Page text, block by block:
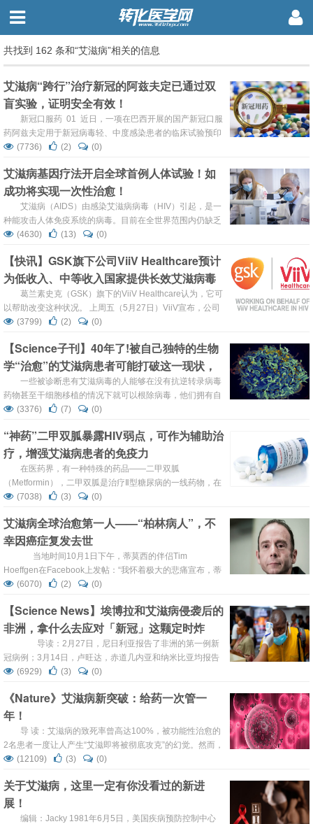
共找到 162 条和“艾滋病”相关的信息
艾滋病“跨行”治疗新冠的阿兹夫定已通过双
盲实验，证明安全有效！
新冠口服药 01 近日，一项在巴西开展的国产新冠口服
药阿兹夫定用于新冠病毒轻、中度感染患者的临床试验预印
本已发布。 临床研究结果证明，阿兹夫定可显著缩短轻、中
显著降低病毒载量、减轻患者症状、缩短病程, 且安全性良
好、对患者肝肾功能无显著影响，安全有效。在此，针对该
项研究的临床试验结果展开解读，...
(7736) (2) (0)
艾滋病基因疗法开启全球首例人体试验！如
成功将实现一次性治愈！
艾滋病（AIDS）由感染艾滋病病毒（HIV）引起，是一
种能攻击人体免疫系统的病毒。目前在全世界范围内仍缺乏
根治HIV感染的有效药物。现阶段的治疗目标是最大限度和
并维持免疫功能，同时降低HIV感染与非艾滋病相关疾病的
发病率和死亡率。 EBT-101疗法 01 艾滋病毒长期居住在组
织储存库中，躲避开...
(4630) (13) (0)
【快讯】GSK旗下公司ViiV Healthcare预计
为低收入、中等收入国家提供长效艾滋病毒
注射药物
葛兰素史克（GSK）旗下的ViiV Healthcare认为，它可
以帮助改变这种状况。 上周五（5月27日）ViiV宣布，公司
就其在低收入和中等收入国家推行的用于暴露前预防(PrEP)
合国支持的药物专利池(MPP)进行商谈。 这项交易建立在与
MPP已有的合作关系基础上，通过这一合作，超过2000万
人获得了...
(3799) (2) (0)
【Science子刊】40年了!被自己独特的生物
学“治愈”的艾滋病患者可能打破这一现状，
隐藏着结束全球祸害的秘密
一些被诊断患有艾滋病毒的人能够在没有抗逆转录病毒
药物甚至干细胞移植的情况下就可以根除病毒，他们拥有自
然抑制病毒并实现医学上可验证的治愈的能力。 科学家称这
控制最臭名昭著的病毒之一的独特能力。 最近几个月，这些
患者中有两名患者在科学文献中名声大扬，每位患者主要以
代号命名：“旧金山病人”...
(3376) (7) (0)
“神药”二甲双胍暴露HIV弱点，可作为辅助治
疗，增强艾滋病患者的免疫力
在医药界，有一种特殊的药品——二甲双胍
（Metformin），二甲双胍是治疗Ⅱ型糖尿病的一线药物，在
全世界范围内有数亿名患者在使用。有趣的是，近年来的研
谢、减少心血管并发症风险、甚至还有抗衰老和抗肿瘤的作
用。这众多的疗效也使得二甲双胍被人奉为“神药”。 二甲双
胍还能给我们带来...
(7038) (3) (0)
艾滋病全球治愈第一人——“柏林病人”，不
幸因癌症复发去世
当地时间10月1日下午，蒂莫西的伴侣Tim
Hoeffgen在Facebook上发帖：“我怀着极大的悲痛宣布，蒂
莫西在与白血病抗争了五个月后，于今天下午离开了我们。
家乡加州的棕榈泉接受临终关怀。 蒂莫西生前与女演员莎朗
斯通参加艾滋病慈善活动 ...
(6070) (2) (0)
【Science News】埃博拉和艾滋病侵袭后的
非洲，拿什么去应对「新冠」这颗定时炸
导读：2月27日，尼日利亚报告了非洲的第一例新
冠病例；3月14日，卢旺达，赤道几内亚和纳米比亚均报告
了首例新冠肺炎病例，受影响的非洲国家累计达到23个。遭
弱、人口聚集的非洲，该如何应对新冠这场“强制灌输“的全
球风暴？ 昨日，南非总统Cyril Ramaphosa在电视讲话
(6929) (3) (0)
《Nature》艾滋病新突破：给药一次管一
年！
导 读：艾滋病的致死率曾高达100%，被功能性治愈的
2名患者一度让人产生“艾滋即将被彻底攻克”的幻觉。然而，
个例终究是个例，患者病情的独特性决定了该治疗方案的局
艾滋病抗病毒治疗，而该治疗最扎眼的短板便是依从性差，
极大地影响了治疗效果。 北卡罗来纳大学的研究人员则于近
期完美地解决了这一令人头疼的问题：他们制造出一...
(12109) (3) (0)
关于艾滋病，这里一定有你没看过的新进
展！
编辑：Jacky 1981年6月5日，美国疾病预防控制中心